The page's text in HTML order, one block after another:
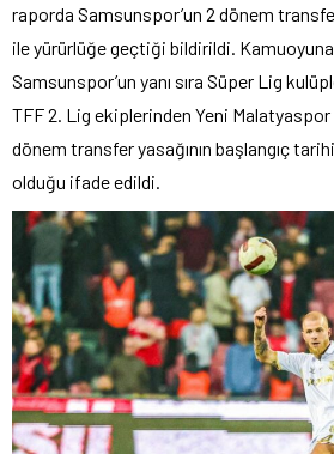
raporda Samsunspor’un 2 dönem
ile yürürlüğe geçtiği bildirildi.
Samsunspor’un yanı sıra Süper Lig
TFF 2. Lig ekiplerinden Yeni Malatyaspor
dönem transfer yasağının başlangıç
olduğu ifade edildi.